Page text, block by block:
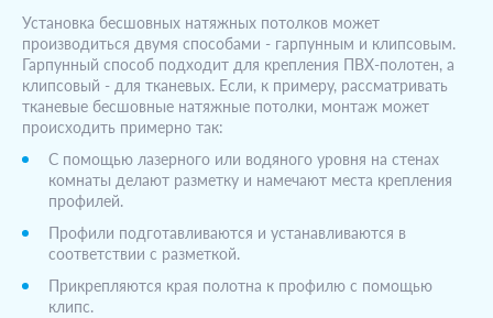
Установка бесшовных натяжных потолков может
производиться двумя способами - гарпунным и клипсовым.
Гарпунный способ подходит для крепления ПВХ-полотен, а
клипсовый - для тканевых. Если, к примеру, рассматривать
тканевые бесшовные натяжные потолки, монтаж может
происходить примерно так:
С помощью лазерного или водяного уровня на стенах
комнаты делают разметку и намечают места крепления
профилей.
Профили подготавливаются и устанавливаются в
соответствии с разметкой.
Прикрепляются края полотна к профилю с помощью
клипс.